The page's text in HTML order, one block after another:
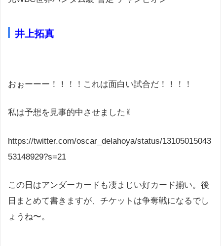
井上拓真
おぉーーー！！！！これは面白い試合だ！！！！
私は予想を見事的中させました✌︎
https://twitter.com/oscar_delahoya/status/13105015043
53148929?s=21
この日はアンダーカードも凄まじい好カード揃い。後
日まとめて書きますが、チケットは争奪戦になるでし
ょうね〜。